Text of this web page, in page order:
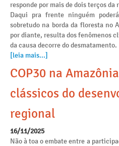
responde por mais de dois terços
Daqui pra frente ninguém
sobretudo na borda da floresta no
por diante, resulta dos fenômenos
da causa decorre do desmatamento.
[leia mais...]
COP30 na
clássicos do
regional
16/11/2025
Não à toa o embate entre a